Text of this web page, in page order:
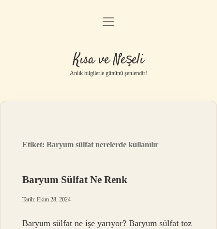
Anasayfa
Yasal Uyarı
menüyü
Kısa ve Neşeli
Anlık bilgilerle gününü şenlendir!
Etiket:Baryum sülfat nerelerde kullanılır
Baryum Sülfat Ne Renk
Tarih: Ekim 28, 2024
Baryum sülfat ne işe yarıyor? Baryum sülfat toz